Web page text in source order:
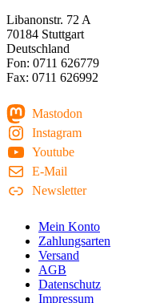
Libanonstr. 72 A
70184 Stuttgart
Deutschland
Fon: 0711 626779
Fax: 0711 626992
Mastodon
Instagram
Youtube
E-Mail
Newsletter
Mein Konto
Zahlungsarten
Versand
AGB
Datenschutz
Impressum